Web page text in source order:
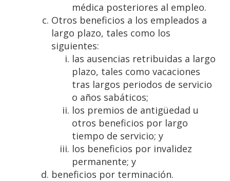
médica posteriores al empleo.
Otros beneficios a los empleados a
largo plazo, tales como los
siguientes:
las ausencias retribuidas a largo
plazo, tales como vacaciones
tras largos periodos de servicio
o años sabáticos;
los premios de antigüedad u
otros beneficios por largo
tiempo de servicio; y
los beneficios por invalidez
permanente; y
beneficios por terminación.